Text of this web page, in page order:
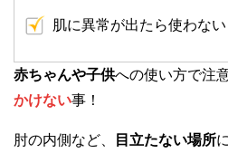
肌に異常が出たら使わない
赤ちゃんや子供への使い方で注
かけない事！
肘の内側など、 目立たない場所